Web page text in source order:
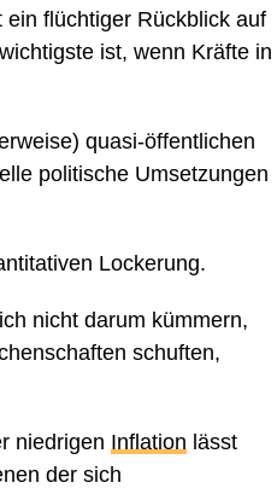
flüchtiger Rückblick auf
ist, wenn Kräfte in
quasi-öffentlichen
politische Umsetzungen
Lockerung.
nicht darum kümmern,
schuften,
niedrigen Inflation lässt
der sich